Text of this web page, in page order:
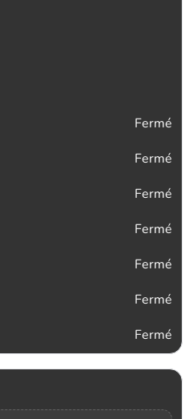
Fermé
Fermé
Fermé
Fermé
Fermé
Fermé
Fermé